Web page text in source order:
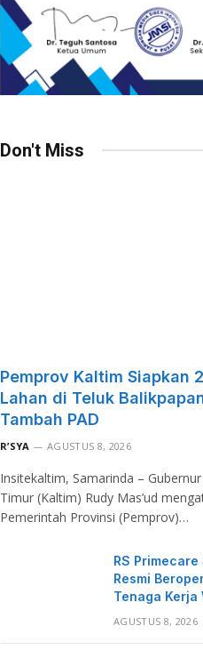
Don't Miss
Pemprov Kaltim Siapkan
Lahan di Teluk
Tambah PAD
R’SYA AGUSTUS 8, 2026
Insitekaltim, Samarinda –
Timur (Kaltim) Rudy Mas’ud
Pemerintah Provinsi (Pemprov)…
RS
Resmi
Tenaga Kerja
AGUSTUS 8, 2026